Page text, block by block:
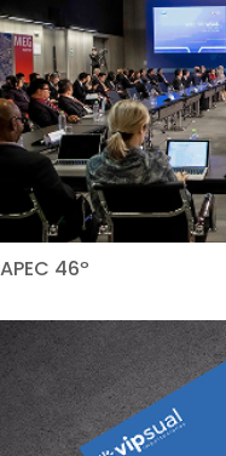
APEC 46º